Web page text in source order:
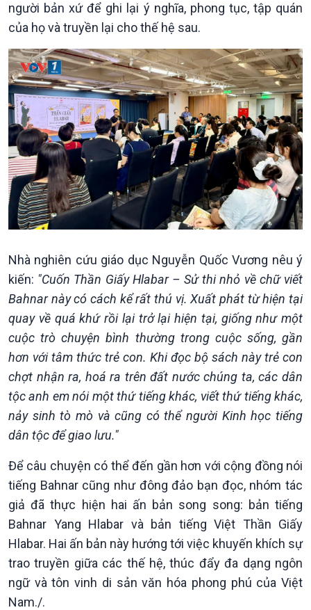
Podcast
Góc nhìn VOV1
Bình luận
10 phút Sự kiện - Luận bàn
Câu chuyện thời sự
Diễn đàn chủ nhật
Chuyện đêm
người bản xứ để ghi lại ý nghĩa, phong tục, tập quán
của họ và truyền lại cho thế hệ sau.
Nhà nghiên cứu giáo dục Nguyễn Quốc Vương nêu ý
kiến: "Cuốn Thần Giấy Hlabar – Sử thi nhỏ về chữ viết
Bahnar này có cách kể rất thú vị. Xuất phát từ hiện tại
quay về quá khứ rồi lại trở lại hiện tại, giống như một
cuộc trò chuyện bình thường trong cuộc sống, gần
hơn với tâm thức trẻ con. Khi đọc bộ sách này trẻ con
chợt nhận ra, hoá ra trên đất nước chúng ta, các dân
tộc anh em nói một thứ tiếng khác, viết thứ tiếng khác,
nảy sinh tò mò và cũng có thể người Kinh học tiếng
dân tộc để giao lưu."
Để câu chuyện có thể đến gần hơn với cộng đồng nói
tiếng Bahnar cũng như đông đảo bạn đọc, nhóm tác
giả đã thực hiện hai ấn bản song song: bản tiếng
Bahnar Yang Hlabar và bản tiếng Việt Thần Giấy
Hlabar. Hai ấn bản này hướng tới việc khuyến khích sự
trao truyền giữa các thế hệ, thúc đẩy đa dạng ngôn
ngữ và tôn vinh di sản văn hóa phong phú của Việt
Nam./.